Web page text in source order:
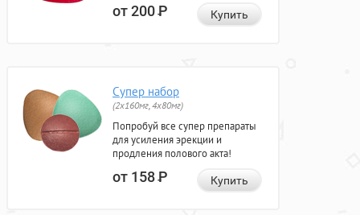
от 200Р Купить
Супер набор
(2х160мг, 4х80мг)
Попробуй все супер препараты
для усиления эрекции и
продления полового акта!
от 158Р Купить